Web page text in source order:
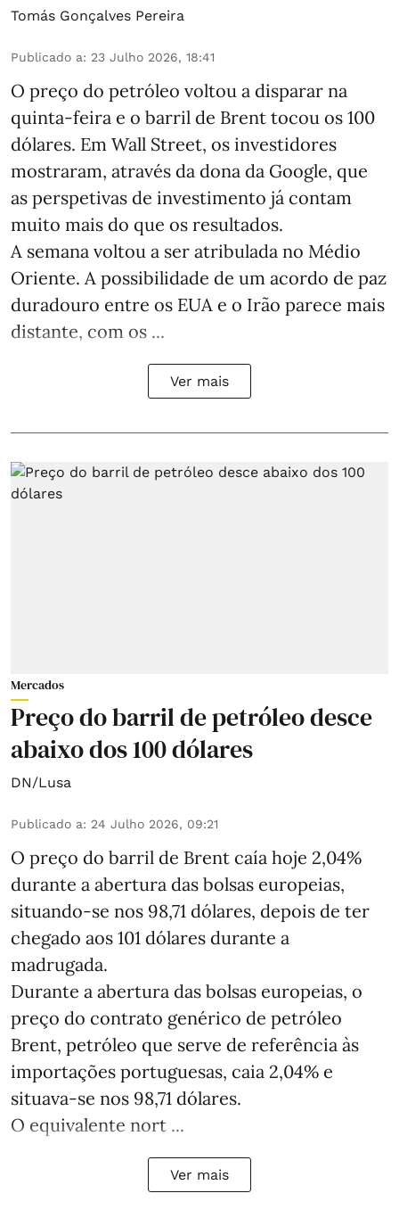
Tomás Gonçalves Pereira
Publicado a: 23 Julho 2026, 18:41
O preço do petróleo voltou a disparar na
quinta-feira e o barril de Brent tocou os 100
dólares. Em Wall Street, os investidores
mostraram, através da dona da Google, que
as perspetivas de investimento já contam
muito mais do que os resultados.
A semana voltou a ser atribulada no Médio
Oriente. A possibilidade de um acordo de paz
duradouro entre os EUA e o Irão parece mais
distante, com os ...
Ver mais
Mercados
Preço do barril de petróleo desce
abaixo dos 100 dólares
DN/Lusa
Publicado a: 24 Julho 2026, 09:21
O preço do barril de Brent caía hoje 2,04%
durante a abertura das bolsas europeias,
situando-se nos 98,71 dólares, depois de ter
chegado aos 101 dólares durante a
madrugada.
Durante a abertura das bolsas europeias, o
preço do contrato genérico de petróleo
Brent, petróleo que serve de referência às
importações portuguesas, caia 2,04% e
situava-se nos 98,71 dólares.
O equivalente nort ...
Ver mais